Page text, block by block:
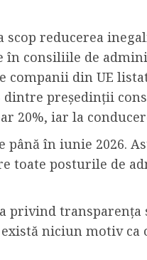
scop reducerea
în consiliile de
companii din UE
președinții
20%, iar la
până în iunie 2026.
toate posturile de
privind
niciun motiv